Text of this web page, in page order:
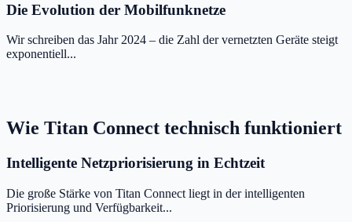
Die Evolution der Mobilfunknetze
Wir schreiben das Jahr 2024 – die Zahl der vernetzten Geräte steigt
exponentiell...
Wie Titan Connect technisch funktioniert
Intelligente Netzpriorisierung in Echtzeit
Die große Stärke von Titan Connect liegt in der intelligenten
Priorisierung und Verfügbarkeit...